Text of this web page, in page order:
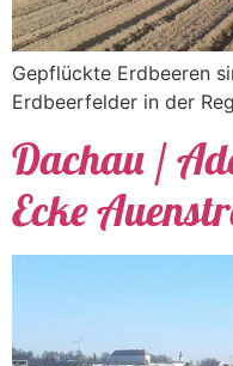
Gepflückte Erdbeeren
Erdbeerfelder in der
Dachau /
Ecke